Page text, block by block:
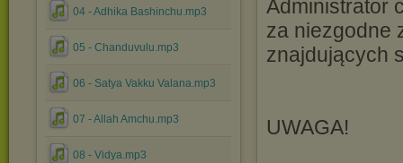
04 - Adhika Bashinchu.mp3
05 - Chanduvulu.mp3
06 - Satya Vakku Valana.mp3
07 - Allah Amchu.mp3
08 - Vidya.mp3
Administrator
za niezgodne
znajdujących
UWAGA!